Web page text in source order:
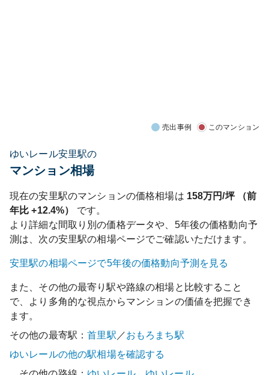
売出事例 このマンション
ゆいレール安里駅の
マンション相場
現在の安里駅のマンションの価格相場は 158万円/坪 （前
年比+12.4%）
です。
より詳細な間取り別の価格データや、5年後の価格動向予
測は、次の安里駅の相場ページでご確認いただけます。
安里駅の相場ページで5年後の価格動向予測を見る
また、その他の最寄り駅や路線の相場と比較すること
で、より多角的な視点からマンションの価値を把握でき
ます。
その他の最寄駅：首里駅 ／おもろまち駅
ゆいレールの他の駅相場を確認する